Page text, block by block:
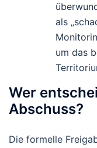
als
um das
Wer
Abschuss?
Die formelle